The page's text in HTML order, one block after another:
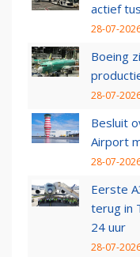
actief
28-07-
Boeing
28-07-
Besluit
Airport
28-07-
Eerste
terug in
24 uur
28-07-